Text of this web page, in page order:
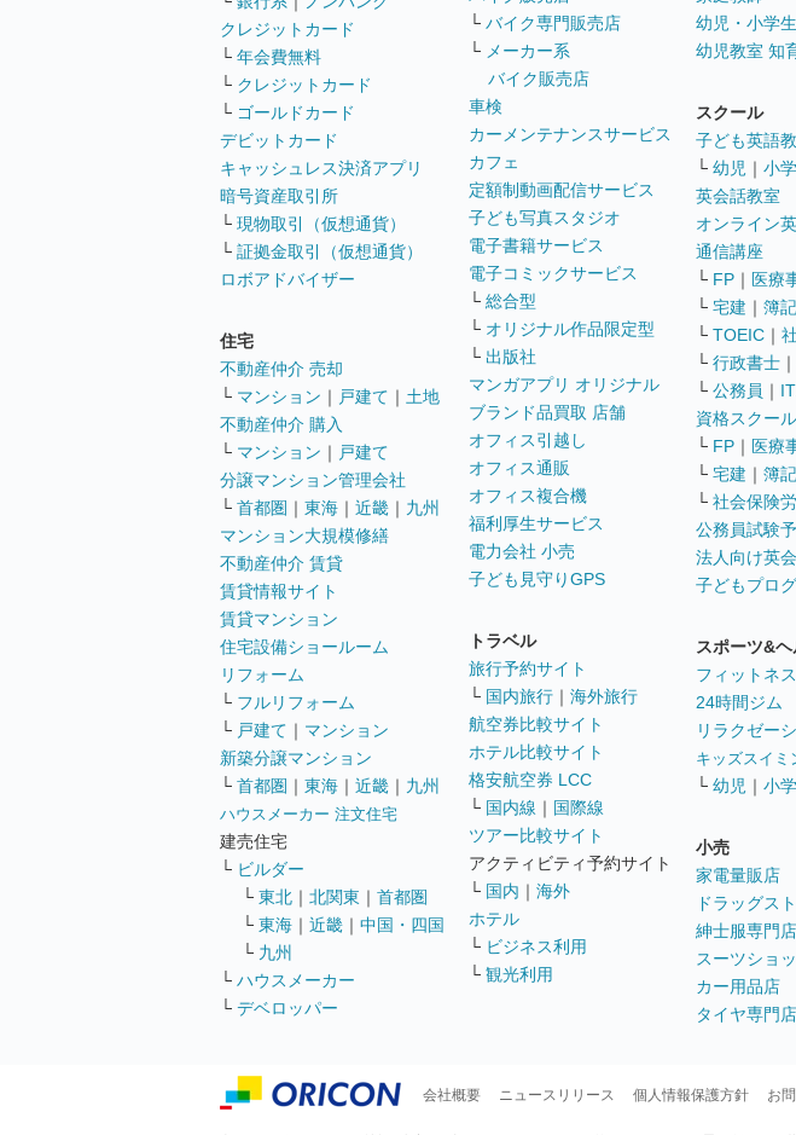
クレジットカード
└ 年会費無料
└ クレジットカード
└ ゴールドカード
デビットカード
キャッシュレス決済アプリ
暗号資産取引所
└ 現物取引（仮想通貨）
└ 証拠金取引（仮想通貨）
ロボアドバイザー
住宅
不動産仲介 売却
└ マンション ｜ 戸建て ｜ 土地
不動産仲介 購入
└ マンション ｜ 戸建て
分譲マンション管理会社
└ 首都圏 ｜ 東海 ｜ 近畿 ｜ 九州
マンション大規模修繕
不動産仲介 賃貸
賃貸情報サイト
賃貸マンション
住宅設備ショールーム
リフォーム
└ フルリフォーム
└ 戸建て ｜ マンション
新築分譲マンション
└ 首都圏 ｜ 東海 ｜ 近畿 ｜ 九州
ハウスメーカー 注文住宅
建売住宅
└ ビルダー
└ 東北 ｜ 北関東 ｜ 首都圏
└ 東海 ｜ 近畿 ｜ 中国・四国
└ 九州
└ ハウスメーカー
└ デベロッパー
└ バイク専門販売店
└ メーカー系
バイク販売店
車検
カーメンテナンスサービス
カフェ
定額制動画配信サービス
子ども写真スタジオ
電子書籍サービス
電子コミックサービス
└ 総合型
└ オリジナル作品限定型
└ 出版社
マンガアプリ オリジナル
ブランド品買取 店舗
オフィス引越し
オフィス通販
オフィス複合機
福利厚生サービス
電力会社 小売
子ども見守りGPS
トラベル
旅行予約サイト
└ 国内旅行 ｜ 海外旅行
航空券比較サイト
ホテル比較サイト
格安航空券 LCC
└ 国内線 ｜ 国際線
ツアー比較サイト
アクティビティ予約サイト
└ 国内 ｜ 海外
ホテル
└ ビジネス利用
└ 観光利用
幼児・小学
幼児教室 知
スクール
子ども英語
└ 幼児 ｜ 小
英会話教室
オンライン
通信講座
└ FP ｜ 医療
└ 宅建 ｜ 簿記
└ TOEIC ｜
└ 行政書士 ｜
└ 公務員 ｜
資格スクール
└ FP ｜ 医療
└ 宅建 ｜ 簿記
└ 社会保険
公務員試験
法人向け英
子どもプロ
スポーツ&ヘ
フィットネ
24時間ジム
リラクゼー
キッズスイミ
└ 幼児 ｜ 小
小売
家電量販店
ドラッグス
紳士服専門店
スーツショ
カー用品店
タイヤ専門店
会社概要 ニュースリリース 個人情報保護方針 お